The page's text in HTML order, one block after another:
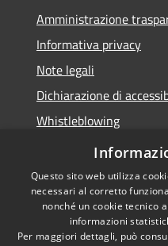
Amministrazione
Informativa privacy
Note legali
Dichiarazione di
Whistleblowing
Piano di miglioramento
Questo sito web utilizza
necessari al corretto
nonché un cookie tecnico
informazioni
Per maggiori dettagli, può